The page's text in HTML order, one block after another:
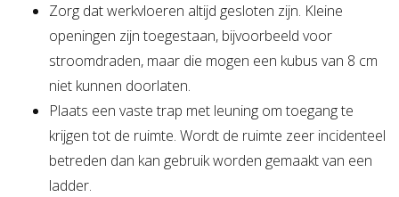
Zorg dat werkvloeren altijd gesloten zijn. Kleine
openingen zijn toegestaan, bijvoorbeeld voor
stroomdraden, maar die mogen een kubus van 8 cm
niet kunnen doorlaten.
Plaats een vaste trap met leuning om toegang te
krijgen tot de ruimte. Wordt de ruimte zeer incidenteel
betreden dan kan gebruik worden gemaakt van een
ladder.